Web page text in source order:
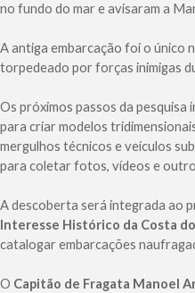
no fundo do mar e avisaram a
A antiga embarcação foi o único
torpedeado por forças inimigas
Os próximos passos da pesquisa
para criar modelos
mergulhos técnicos e veículos
para coletar fotos, vídeos e
A descoberta será integrada ao
Interesse Histórico da Costa do
catalogar embarcações
O Capitão de Fragata Manoel